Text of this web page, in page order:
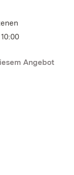
Angebot